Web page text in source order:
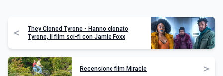
<
They Cloned Tyrone - Hanno clonato
Tyrone, il film sci-fi con Jamie Foxx
Recensione film Miracle >